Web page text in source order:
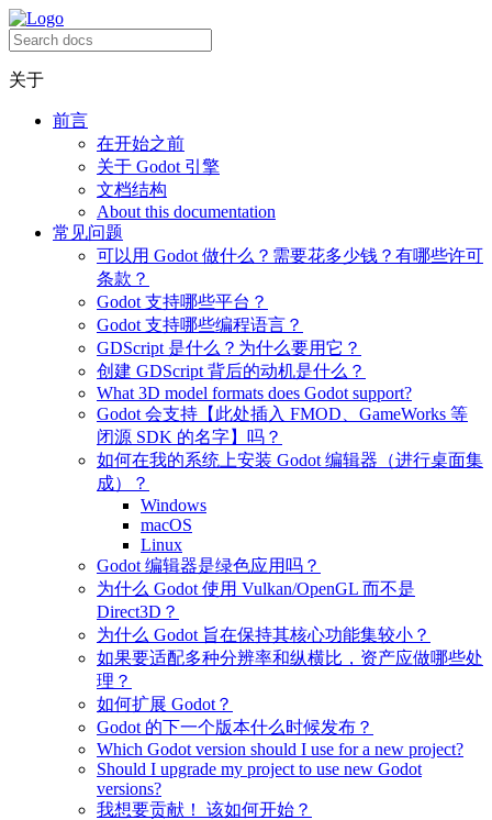
关于
前言
在开始之前
关于 Godot 引擎
文档结构
About this documentation
常见问题
可以用 Godot 做什么？需要花多少钱？有哪些许可
条款？
Godot 支持哪些平台？
Godot 支持哪些编程语言？
GDScript 是什么？为什么要用它？
创建 GDScript 背后的动机是什么？
What 3D model formats does Godot support?
Godot 会支持【此处插入 FMOD、GameWorks 等
闭源 SDK 的名字】吗？
如何在我的系统上安装 Godot 编辑器（进行桌面集
成）？
Windows
macOS
Linux
Godot 编辑器是绿色应用吗？
为什么 Godot 使用 Vulkan/OpenGL 而不是
Direct3D？
为什么 Godot 旨在保持其核心功能集较小？
如果要适配多种分辨率和纵横比，资产应做哪些处
理？
如何扩展 Godot？
Godot 的下一个版本什么时候发布？
Which Godot version should I use for a new project?
Should I upgrade my project to use new Godot
versions?
我想要贡献！ 该如何开始？